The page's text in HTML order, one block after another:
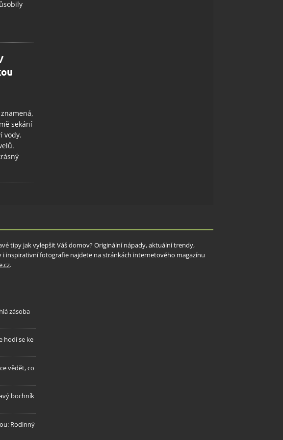
sekání
vody.
tipy jak vylepšit Váš domov? Originální nápady, aktuální trendy,
i inspirativní fotografie najdete na stránkách internetového magazínu
.
zásoba
hodí se ke
vědět, co
bochník
Rodinný